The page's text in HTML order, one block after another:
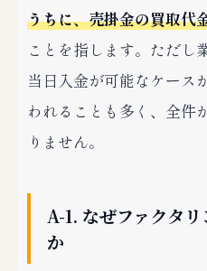
うちに、売掛金の買取代
ことを指します。ただし
当日入金が可能なケース
われることも多く、全件
りません。
A-1. なぜファクタ
か